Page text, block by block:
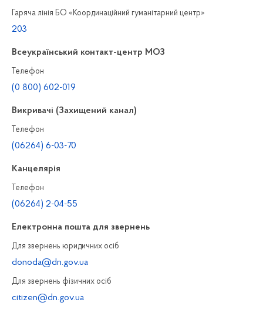
Гаряча лінія БО «Координаційний гуманітарний центр»
203
Всеукраїнський контакт-центр МОЗ
Телефон
(0 800) 602-019
Викривачі (Захищений канал)
Телефон
(06264) 6-03-70
Канцелярiя
Телефон
(06264) 2-04-55
Електронна пошта для звернень
Для звернень юридичних осiб
donoda@dn.gov.ua
Для звернень фізичних осiб
citizen@dn.gov.ua